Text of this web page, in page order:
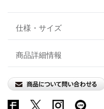
仕様・サイズ
商品詳細情報